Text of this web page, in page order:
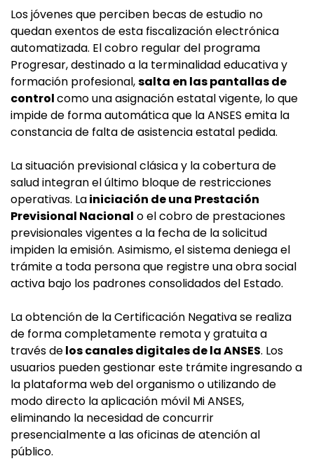
Los jóvenes que perciben becas de estudio no
quedan exentos de esta fiscalización electrónica
automatizada. El cobro regular del programa
Progresar, destinado a la terminalidad educativa y
formación profesional,salta en las pantallas de
controlcomo una asignación estatal vigente, lo que
impide de forma automática que la ANSES emita la
constancia de falta de asistencia estatal pedida.
La situación previsional clásica y la cobertura de
salud integran el último bloque de restricciones
operativas. Lainiciación de una Prestación
Previsional Nacional o el cobro de prestaciones
previsionales vigentes a la fecha de la solicitud
impiden la emisión. Asimismo, el sistema deniega el
trámite a toda persona que registre una obra social
activa bajo los padrones consolidados del Estado.
La obtención de la Certificación Negativa se realiza
de forma completamente remota y gratuita a
través delos canales digitales de la ANSES. Los
usuarios pueden gestionar este trámite ingresando a
la plataforma web del organismo o utilizando de
modo directo la aplicación móvil Mi ANSES,
eliminando la necesidad de concurrir
presencialmente a las oficinas de atención al
público.